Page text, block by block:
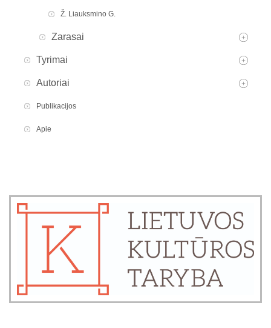
Ž. Liauksmino G.
Zarasai
Tyrimai
Autoriai
Publikacijos
Apie